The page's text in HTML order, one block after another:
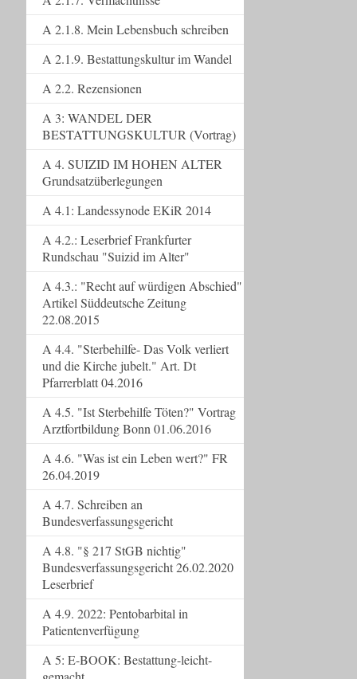
A 2.1.8. Mein Lebensbuch schreiben
A 2.1.9. Bestattungskultur im Wandel
A 2.2. Rezensionen
A 3: WANDEL DER
BESTATTUNGSKULTUR (Vortrag)
A 4. SUIZID IM HOHEN ALTER
Grundsatzüberlegungen
A 4.1: Landessynode EKiR 2014
A 4.2.: Leserbrief Frankfurter
Rundschau "Suizid im Alter"
A 4.3.: "Recht auf würdigen Abschied"
Artikel Süddeutsche Zeitung
22.08.2015
A 4.4. "Sterbehilfe- Das Volk verliert
und die Kirche jubelt." Art. Dt
Pfarrerblatt 04.2016
A 4.5. "Ist Sterbehilfe Töten?" Vortrag
Arztfortbildung Bonn 01.06.2016
A 4.6. "Was ist ein Leben wert?" FR
26.04.2019
A 4.7. Schreiben an
Bundesverfassungsgericht
A 4.8. "§ 217 StGB nichtig"
Bundesverfassungsgericht 26.02.2020
Leserbrief
A 4.9. 2022: Pentobarbital in
Patientenverfügung
A 5: E-BOOK: Bestattung-leicht-